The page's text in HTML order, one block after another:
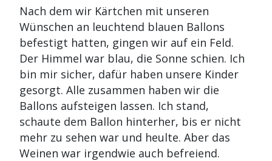
Nach dem wir Kärtchen mit unseren
Wünschen an leuchtend blauen Ballons
befestigt hatten, gingen wir auf ein Feld.
Der Himmel war blau, die Sonne schien. Ich
bin mir sicher, dafür haben unsere Kinder
gesorgt. Alle zusammen haben wir die
Ballons aufsteigen lassen. Ich stand,
schaute dem Ballon hinterher, bis er nicht
mehr zu sehen war und heulte. Aber das
Weinen war irgendwie auch befreiend.